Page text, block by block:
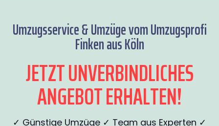
Umzugsservice & Umzüge vom Umzugsprofi
Finken aus Köln
JETZT UNVERBINDLICHES
ANGEBOT ERHALTEN!
✓ Günstige Umzüge ✓ Team aus Experten ✓